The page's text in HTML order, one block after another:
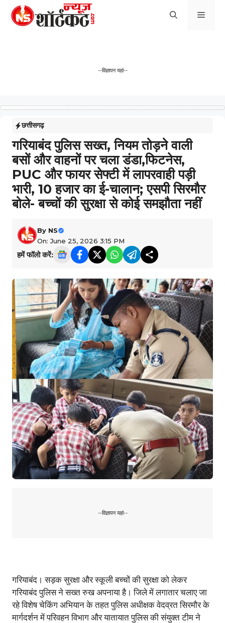
Skip
--विज्ञापन यहां--
छत्तीसगढ़
गरियाबंद पुलिस सख्त, नियम तोड़ने वाली
बसों और वाहनों पर चला डंडा,फिटनेस,
PUC और फायर सेफ्टी में लापरवाही पड़ी
भारी, 10 हजार का ई-चालान; एसपी सिरमौर
बोले- बच्चों की सुरक्षा से कोई समझौता नहीं
By NS
On: June 25, 2026 3:15 PM
हमें फॉलो करें:
--विज्ञापन यहां--
गरियाबंद। सड़क सुरक्षा और स्कूली बच्चों की सुरक्षा को लेकर
गरियाबंद पुलिस ने सख्त रुख अपनाया है। जिले में लगातार चलाए जा
रहे विशेष चेकिंग अभियान के तहत पुलिस अधीक्षक वेदव्रत सिरमौर के
मार्गदर्शन में परिवहन विभाग और यातायात पुलिस की संयुक्त टीम ने